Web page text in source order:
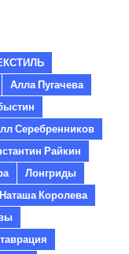
Алла Пугачева
Серебренников
Райкин
Лонгриды
Наташа Королева